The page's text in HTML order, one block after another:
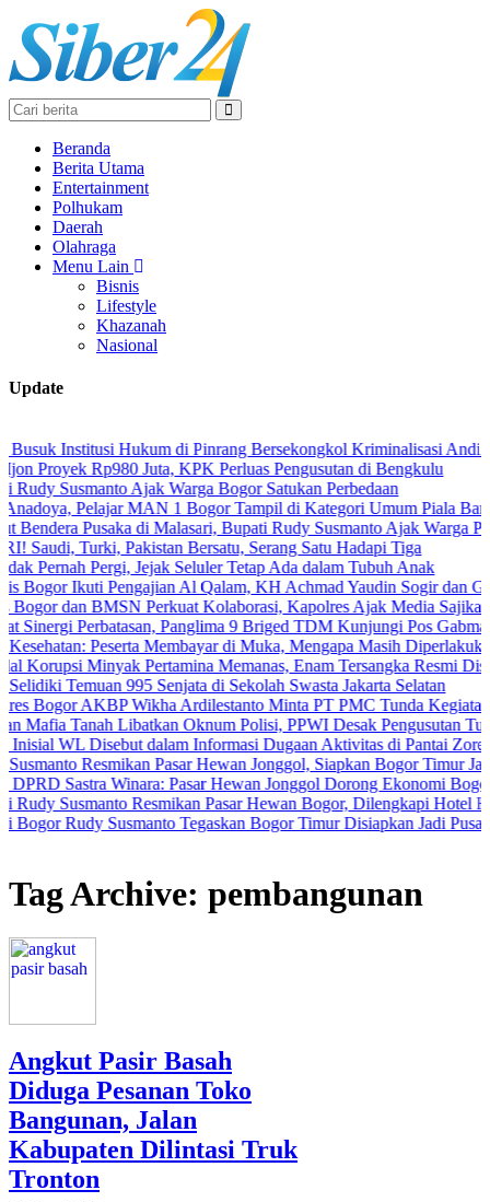
Beranda
Berita Utama
Entertainment
Polhukam
Daerah
Olahraga
Menu Lain
Bisnis
Lifestyle
Khazanah
Nasional
Update
di Pinrang Bersekongkol Kriminalisasi Andi Edi Sandy
Juta, KPK Perluas Pengusutan di Bengkulu
Ajak Warga Bogor Satukan Perbedaan
MAN 1 Bogor Tampil di Kategori Umum Piala Bank Jakarta
di Malasari, Bupati Rudy Susmanto Ajak Warga Perkuat Persatuan
Bersatu, Serang Satu Hadapi Tiga
Jejak Seluler Tetap Ada dalam Tubuh Anak
Al Qalam, KH Achmad Yaudin Sogir dan Gus Sholeh Beri
Perkuat Kolaborasi, Kapolres Ajak Media Sajikan Informasi
Panglima 9 Briged TDM Kunjungi Pos Gabma Temajuk dan
Membayar di Muka, Mengapa Masih Diperlakukan Berbeda?
Pertamina Memanas, Enam Tersangka Resmi Diseret ke Meja
Senjata di Sekolah Swasta Jakarta Selatan
Wikha Ardilestanto Minta PT PMC Tunda Kegiatan Demi Cegah
Oknum Polisi, PPWI Desak Pengusutan Tuntas Kasus
dalam Informasi Dugaan Aktivitas di Pantai Zore, Bea Cukai
Pasar Hewan Jonggol, Siapkan Bogor Timur Jadi Pusat
Pasar Hewan Jonggol Dorong Ekonomi Bogor Timur
Resmikan Pasar Hewan Bogor, Dilengkapi Hotel Hewan dan
Tegaskan Bogor Timur Disiapkan Jadi Pusat Pertumbuhan
Tag Archive: pembangunan
Angkut Pasir Basah
Diduga Pesanan Toko
Bangunan, Jalan
Kabupaten Dilintasi Truk
Tronton